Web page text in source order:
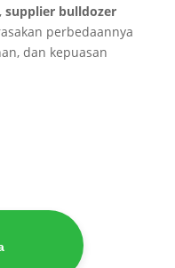
supplier bulldozer
perbedaannya
dan kepuasan